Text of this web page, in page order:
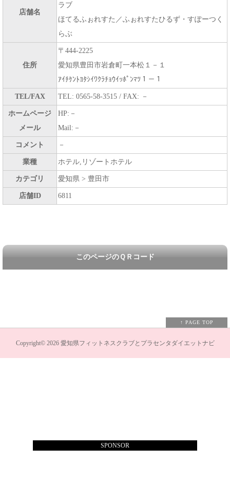
店舗名
ラブ
ほてるふぉれすた／ふぉれすたひるず・すぽーつく
らぶ
住所
〒444-2225
愛知県豊田市岩倉町一本松１－１
ｱｲﾁｹﾝﾄﾖﾀｼｲﾜｸﾗﾁｮｳｲｯﾎﾟﾝﾏﾂ１－１
TEL/FAX TEL: 0565-58-3515 / FAX: －
ホームページ
メール
HP:－
Mail:－
コメント －
業種 ホテル,リゾートホテル
カテゴリ 愛知県 > 豊田市
店舗ID 6811
このページのＱＲコード
↑ PAGE TOP
Copyright© 2026 愛知県フィットネスクラブとプラセンタダイエットナビ
SPONSOR